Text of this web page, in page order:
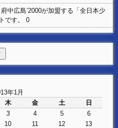
府中広島’2000が加盟する「全日本少
です。 0
年1月
木 金 土 日
3 4 5
6
10 11 12
13